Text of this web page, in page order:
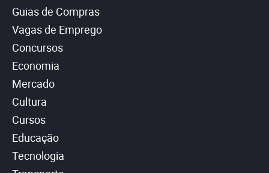
Guias de Compras
Vagas de Emprego
Concursos
Economia
Mercado
Cultura
Cursos
Educação
Tecnologia